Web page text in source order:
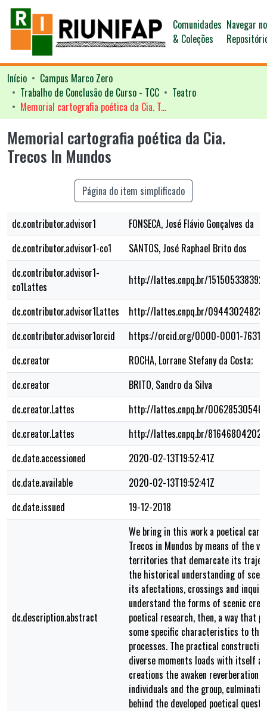
Comunidades
& Coleções
Navegar no
Início
Campus Marco Zero
Trabalho de Conclusão de Curso - TCC
Teatro
Memorial cartografia poética da Cia. Trecos In Mundos
Memorial cartografia poética da Cia.
Trecos In Mundos
Página do item simplificado
dc.contributor.advisor1
FONSECA, José Flávio Gonçalves da
dc.contributor.advisor1-co1
SANTOS, José Raphael Brito dos
dc.contributor.advisor1-
co1Lattes
http://lattes.cnpq.br/
dc.contributor.advisor1Lattes
http://lattes.cnpq.br/
dc.contributor.advisor1orcid
https://orcid.org/0000-0001-7631-
dc.creator
ROCHA, Lorrane Stefany da Costa;
dc.creator
BRITO, Sandro da Silva
dc.creator.Lattes
http://lattes.cnpq.br/
dc.creator.Lattes
http://lattes.cnpq.br/
dc.date.accessioned
2020-02-13T19:52:41Z
dc.date.available
2020-02-13T19:52:41Z
dc.date.issued
19-12-2018
dc.description.abstract
We bring in this work a poetical
Trecos in Mundos by means of the
territories that demarcate its
the historical understanding of
its afectations, crossings and
understand the forms of scenic
poetical research, then, a way that
some specific characteristics to
processes. The practical
diverse moments loads with itself
creations the awaken reverberation
individuals and the group,
behind the developed poetical